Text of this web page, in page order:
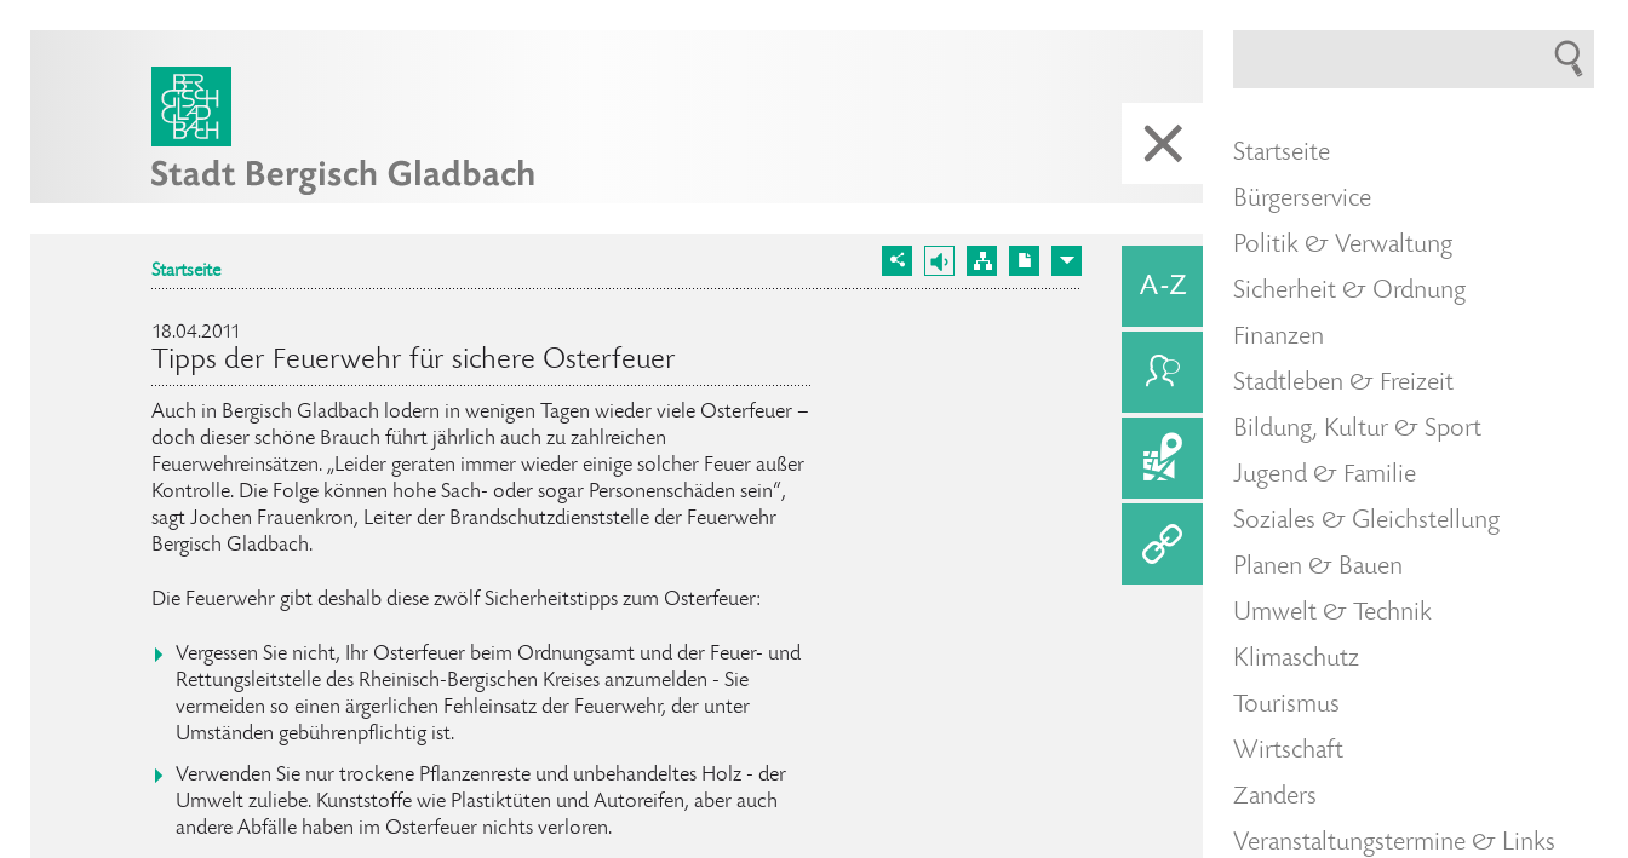
Startseite
18.04.2011
Tipps der Feuerwehr für sichere Osterfeuer
Auch in Bergisch Gladbach lodern in wenigen Tagen wieder viele Osterfeuer –
doch dieser schöne Brauch führt jährlich auch zu zahlreichen
Feuerwehreinsätzen. „Leider geraten immer wieder einige solcher Feuer außer
Kontrolle. Die Folge können hohe Sach- oder sogar Personenschäden sein“,
sagt Jochen Frauenkron, Leiter der Brandschutzdienststelle der Feuerwehr
Bergisch Gladbach.
Die Feuerwehr gibt deshalb diese zwölf Sicherheitstipps zum Osterfeuer:
Vergessen Sie nicht, Ihr Osterfeuer beim Ordnungsamt und der Feuer- und
Rettungsleitstelle des Rheinisch-Bergischen Kreises anzumelden - Sie
vermeiden so einen ärgerlichen Fehleinsatz der Feuerwehr, der unter
Umständen gebührenpflichtig ist.
Verwenden Sie nur trockene Pflanzenreste und unbehandeltes Holz - der
Umwelt zuliebe. Kunststoffe wie Plastiktüten und Autoreifen, aber auch
andere Abfälle haben im Osterfeuer nichts verloren.
Startseite
Bürgerservice
Politik & Verwaltung
Sicherheit & Ordnung
Finanzen
Stadtleben & Freizeit
Bildung, Kultur & Sport
Jugend & Familie
Soziales & Gleichstellung
Planen & Bauen
Umwelt & Technik
Klimaschutz
Tourismus
Wirtschaft
Zanders
Veranstaltungstermine & Links